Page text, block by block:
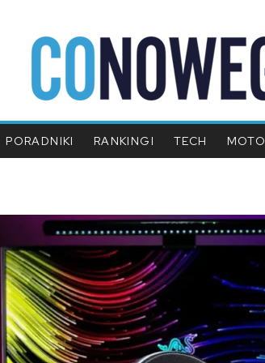
PORADNIKI RANKINGI TECH MOTO